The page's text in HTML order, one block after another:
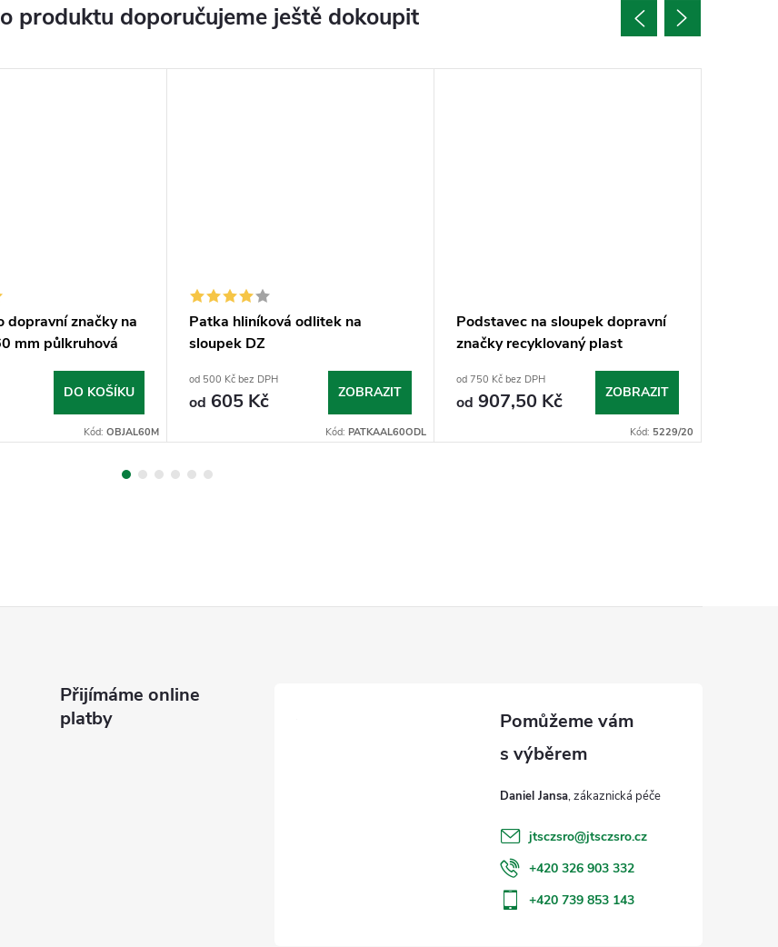
produktu doporučujeme ještě dokoupit
dopravní značky na
mm půlkruhová
DO KOŠÍKU
Kód: OBJAL60M
Patka hliníková odlitek na
sloupek DZ
od 500 Kč bez DPH
od 605 Kč ZOBRAZIT
Kód: PATKAAL60ODL
Podstavec na sloupek dopravní
značky recyklovaný plast
od 750 Kč bez DPH
od 907,50 Kč ZOBRAZIT
Kód: 5229/20
Přijímáme online
platby
Daniel Jansa
jtsczsro@jtsczsro.cz
+420 326 903 332
+420 739 853 143